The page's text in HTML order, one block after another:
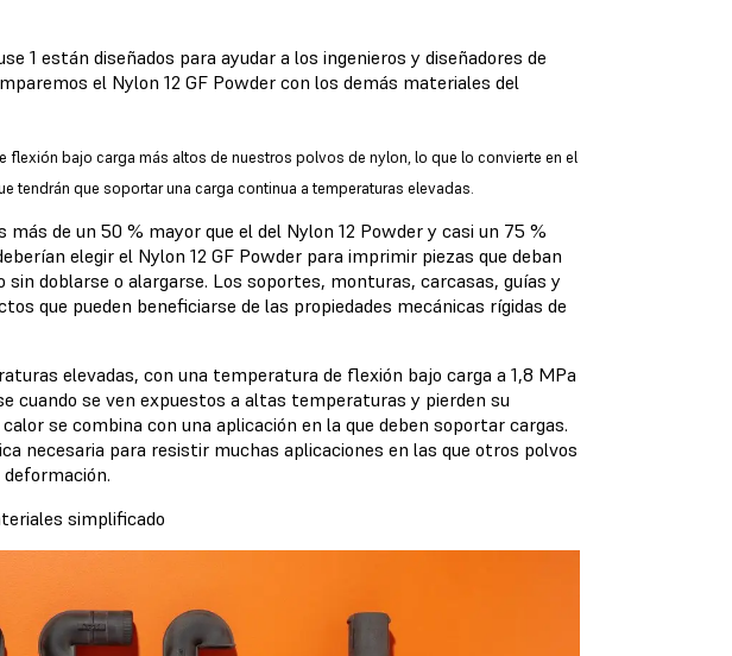
1 están diseñados para ayudar a los ingenieros y diseñadores de
el Nylon 12 GF Powder con los demás materiales del
flexión bajo carga más altos de nuestros polvos de nylon, lo que lo convierte en el
tendrán que soportar una carga continua a temperaturas elevadas.
más de un 50 % mayor que el del Nylon 12 Powder y casi un 75 %
elegir el Nylon 12 GF Powder para imprimir piezas que deban
doblarse o alargarse. Los soportes, monturas, carcasas, guías y
que pueden beneficiarse de las propiedades mecánicas rígidas de
elevadas, con una temperatura de flexión bajo carga a 1,8 MPa
cuando se ven expuestos a altas temperaturas y pierden su
se combina con una aplicación en la que deben soportar cargas.
necesaria para resistir muchas aplicaciones en las que otros polvos
simplificado